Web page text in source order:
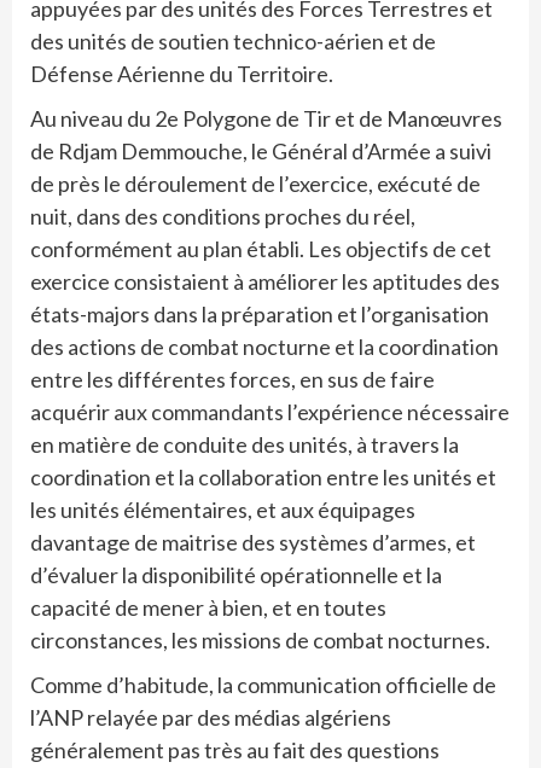
appuyées par des unités des Forces Terrestres et
des unités de soutien technico-aérien et de
Défense Aérienne du Territoire.
Au niveau du 2e Polygone de Tir et de Manœuvres
de Rdjam Demmouche, le Général d’Armée a suivi
de près le déroulement de l’exercice, exécuté de
nuit, dans des conditions proches du réel,
conformément au plan établi. Les objectifs de cet
exercice consistaient à améliorer les aptitudes des
états-majors dans la préparation et l’organisation
des actions de combat nocturne et la coordination
entre les différentes forces, en sus de faire
acquérir aux commandants l’expérience nécessaire
en matière de conduite des unités, à travers la
coordination et la collaboration entre les unités et
les unités élémentaires, et aux équipages
davantage de maitrise des systèmes d’armes, et
d’évaluer la disponibilité opérationnelle et la
capacité de mener à bien, et en toutes
circonstances, les missions de combat nocturnes.
Comme d’habitude, la communication officielle de
l’ANP relayée par des médias algériens
généralement pas très au fait des questions